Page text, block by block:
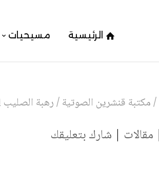
الرئيسية مسيحيات
/مكتبة قنشرين الصوتية/رهبة الصليب
مقالات | شارك بتعليقك